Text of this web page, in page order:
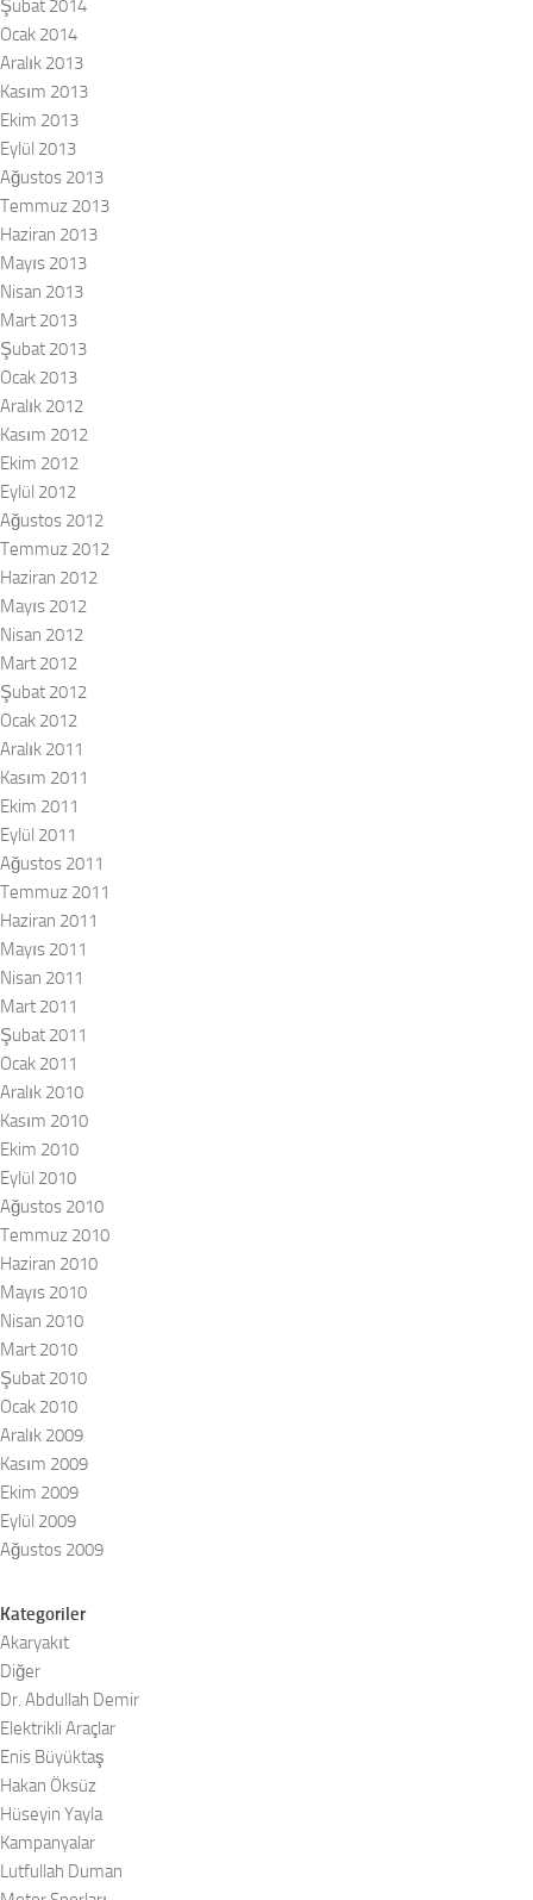
Şubat 2014
Ocak 2014
Aralık 2013
Kasım 2013
Ekim 2013
Eylül 2013
Ağustos 2013
Temmuz 2013
Haziran 2013
Mayıs 2013
Nisan 2013
Mart 2013
Şubat 2013
Ocak 2013
Aralık 2012
Kasım 2012
Ekim 2012
Eylül 2012
Ağustos 2012
Temmuz 2012
Haziran 2012
Mayıs 2012
Nisan 2012
Mart 2012
Şubat 2012
Ocak 2012
Aralık 2011
Kasım 2011
Ekim 2011
Eylül 2011
Ağustos 2011
Temmuz 2011
Haziran 2011
Mayıs 2011
Nisan 2011
Mart 2011
Şubat 2011
Ocak 2011
Aralık 2010
Kasım 2010
Ekim 2010
Eylül 2010
Ağustos 2010
Temmuz 2010
Haziran 2010
Mayıs 2010
Nisan 2010
Mart 2010
Şubat 2010
Ocak 2010
Aralık 2009
Kasım 2009
Ekim 2009
Eylül 2009
Ağustos 2009
Kategoriler
Akaryakıt
Diğer
Dr. Abdullah Demir
Elektrikli Araçlar
Enis Büyüktaş
Hakan Öksüz
Hüseyin Yayla
Kampanyalar
Lutfullah Duman